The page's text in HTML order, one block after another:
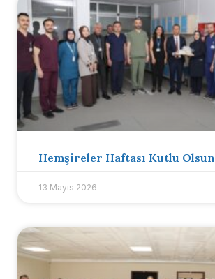
Hemşireler Haftası Kutlu Olsun
13 Mayıs 2026